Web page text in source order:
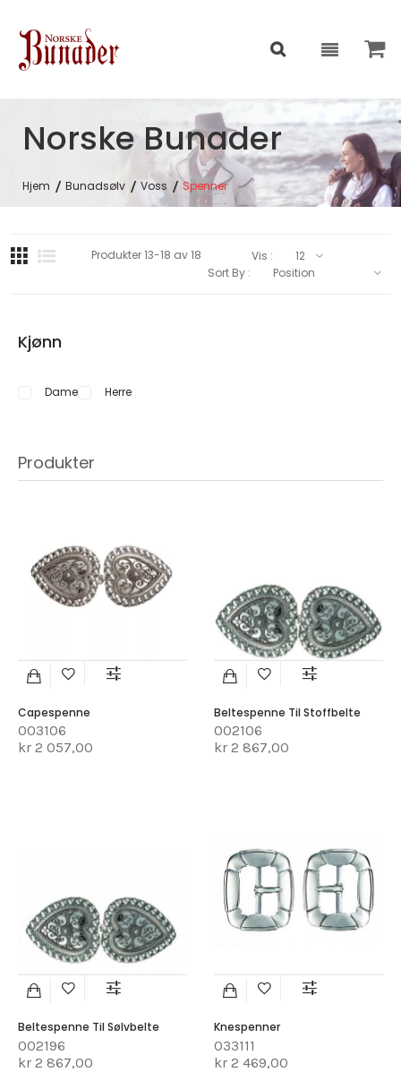
Norske Bunader
Hjem Bunadsølv Voss Spenner
Kjønn
Dame Herre
Produkter
Capespenne
003106
kr 2 057,00
Beltespenne Til Stoffbelte
002106
kr 2 867,00
Beltespenne Til Sølvbelte
002196
kr 2 867,00
Knespenner
033111
kr 2 469,00
Produkter13-18 av18
Vis :
Sort By :